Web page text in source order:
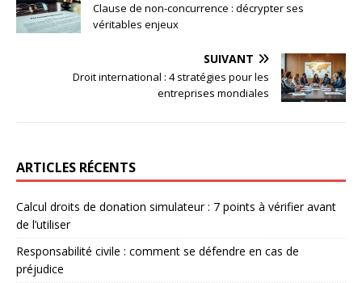
Clause de non-concurrence : décrypter ses
véritables enjeux
SUIVANT
Droit international : 4 stratégies pour les
entreprises mondiales
ARTICLES RÉCENTS
Calcul droits de donation simulateur : 7 points à vérifier avant
de l’utiliser
Responsabilité civile : comment se défendre en cas de
préjudice